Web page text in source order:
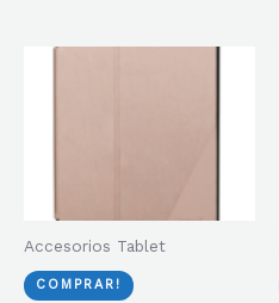
Accesorios Tablet
COMPRAR!